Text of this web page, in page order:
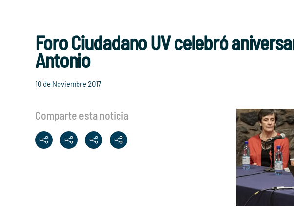
Foro Ciudadano UV celebró
Antonio
10 de Noviembre 2017
Comparte esta noticia